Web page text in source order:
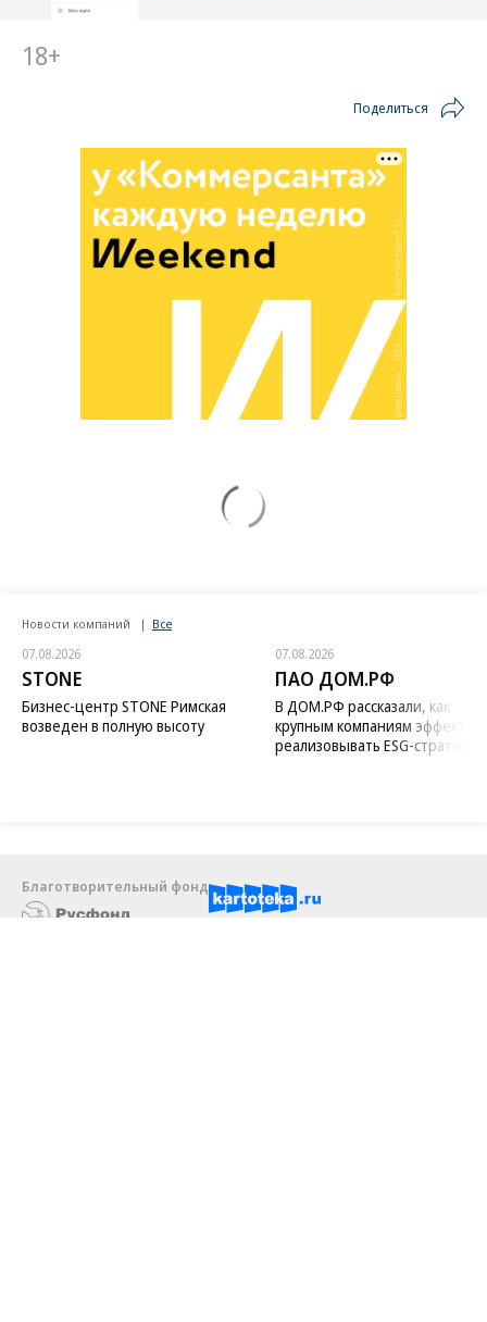
18+
Поделиться
Новости компаний Все
07.08.2026
STONE
Бизнес-центр STONE Римская
возведен в полную высоту
07.08.2026
ПАО ДОМ.РФ
В ДОМ.РФ рассказали, как
крупным компаниям
реализовывать ESG-стратегию
Благотворительный фонд